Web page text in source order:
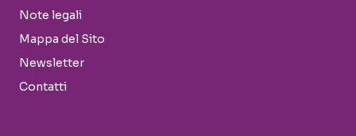
Note legali
Mappa del Sito
Newsletter
Contatti